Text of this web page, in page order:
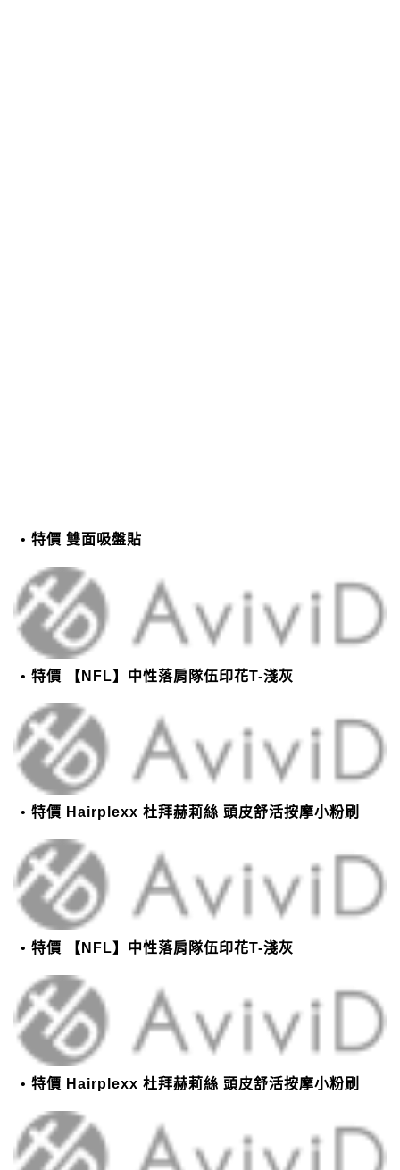
特價 雙面吸盤貼
特價 【NFL】中性落肩隊伍印花T-淺灰
特價 Hairplexx 杜拜赫莉絲 頭皮舒活按摩小粉刷
特價 【NFL】中性落肩隊伍印花T-淺灰
特價 Hairplexx 杜拜赫莉絲 頭皮舒活按摩小粉刷